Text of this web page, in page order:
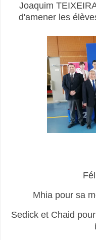
Joaquim
d'amener les
Mhia pour sa
Sedick et Chaid